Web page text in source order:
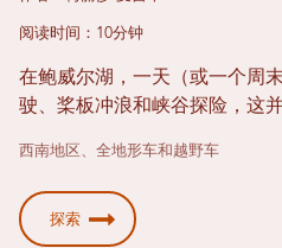
阅读时间：10分钟
在鲍威尔湖，一天（或一个周
驶、桨板冲浪和峡谷探险，这
西南地区、全地形车和越野车
探索